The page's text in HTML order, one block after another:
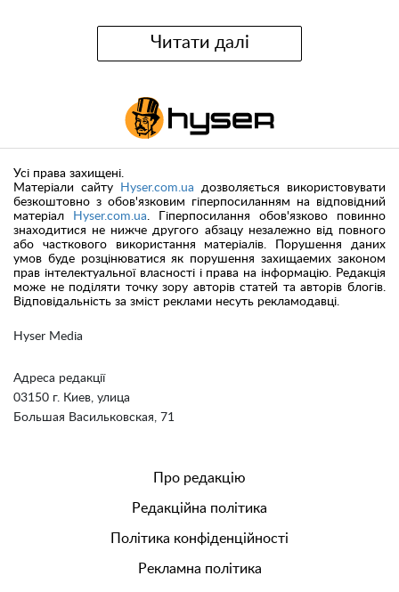
Читати далі
Hyser Media
Адреса редакції
03150 г. Киев, улица
Большая Васильковская, 71
Усі права захищені.
Матеріали сайту
Hyser.com.ua дозволяється використовувати
безкоштовно з обов'язковим гіперпосиланням на відповідний
матеріал
Hyser.com.ua. Гіперпосилання обов'язково повинно
знаходитися не нижче другого абзацу незалежно від повного
або часткового використання матеріалів. Порушення даних
умов буде розцінюватися як порушення захищаемих законом
прав інтелектуальної власності і права на інформацію. Редакція
може не поділяти точку зору авторів статей та авторів блогів.
Відповідальність за зміст реклами несуть рекламодавці.
Про редакцію
Редакційна політика
Політика конфіденційності
Рекламна політика